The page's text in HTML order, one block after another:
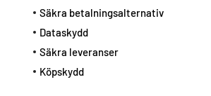
Säkra betalningsalternativ
Dataskydd
Säkra leveranser
Köpskydd